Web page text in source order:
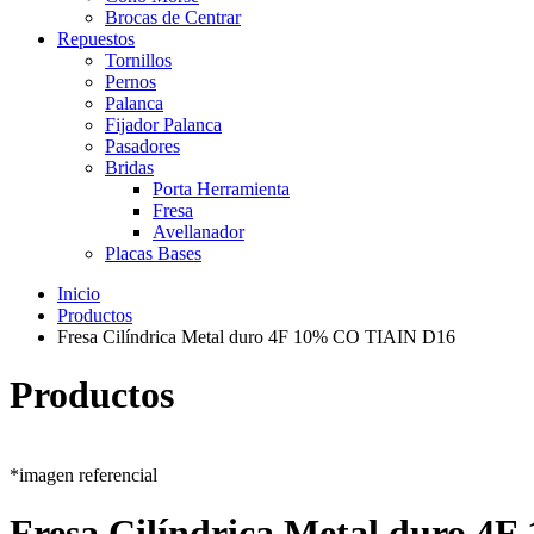
Brocas de Centrar
Repuestos
Tornillos
Pernos
Palanca
Fijador Palanca
Pasadores
Bridas
Porta Herramienta
Fresa
Avellanador
Placas Bases
Inicio
Productos
Fresa Cilíndrica Metal duro 4F 10% CO TIAIN D16
Productos
*imagen referencial